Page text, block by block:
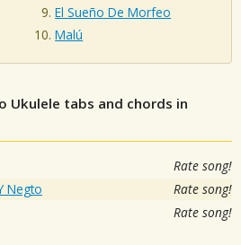
El Sueño De Morfeo
Malú
Ukulele tabs and chords in
Rate song!
Negto Rate song!
Rate song!